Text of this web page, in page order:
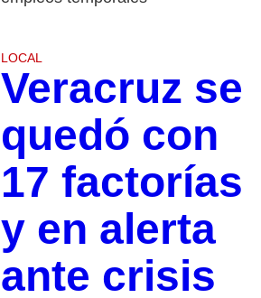
LOCAL
Veracruz se
quedó con
17 factorías
y en alerta
ante crisis